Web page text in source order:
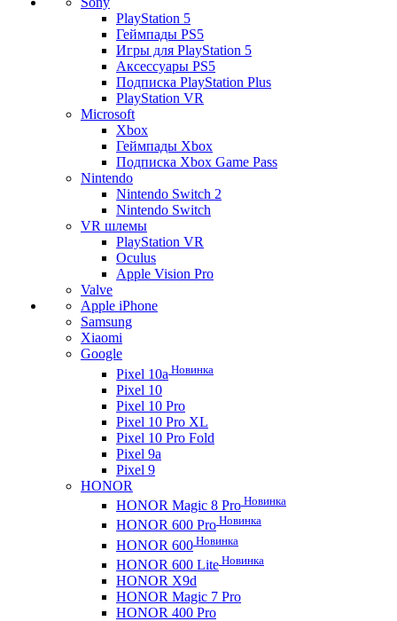
PlayStation 5
Геймпады PS5
Игры для PlayStation 5
Аксессуары PS5
Подписка PlayStation Plus
PlayStation VR
Microsoft
Xbox
Геймпады Xbox
Подписка Xbox Game Pass
Nintendo
Nintendo Switch 2
Nintendo Switch
VR шлемы
PlayStation VR
Oculus
Apple Vision Pro
Valve
Apple iPhone
Samsung
Xiaomi
Google
Pixel 10a Новинка
Pixel 10
Pixel 10 Pro
Pixel 10 Pro XL
Pixel 10 Pro Fold
Pixel 9a
Pixel 9
HONOR
HONOR Magic 8 Pro Новинка
HONOR 600 Pro Новинка
HONOR 600 Новинка
HONOR 600 Lite Новинка
HONOR X9d
HONOR Magic 7 Pro
HONOR 400 Pro